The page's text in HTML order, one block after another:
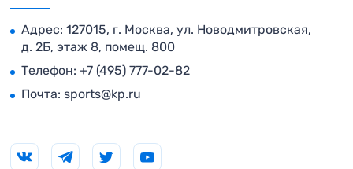
Адрес: 127015, г. Москва, ул. Новодмитровская,
д. 2Б, этаж 8, помещ. 800
Телефон: +7 (495) 777-02-82
Почта: sports@kp.ru